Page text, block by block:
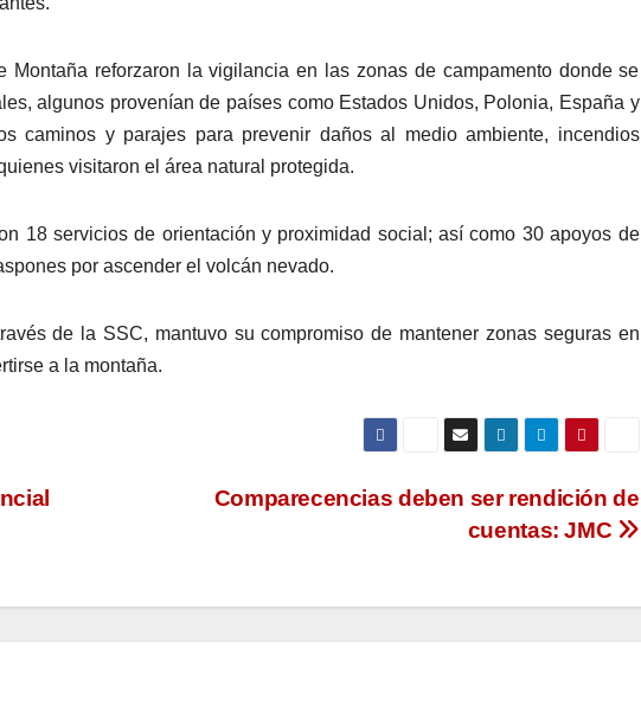
reforzaron la vigilancia en las zonas de campamento donde se
algunos provenían de países como Estados Unidos, Polonia, España y
caminos y parajes para prevenir daños al medio ambiente, incendios
visitaron el área natural protegida.
18 servicios de orientación y proximidad social; así como 30 apoyos de
por ascender el volcán nevado.
de la SSC, mantuvo su compromiso de mantener zonas seguras en
a la montaña.
Comparecencias deben ser rendición de
cuentas: JMC